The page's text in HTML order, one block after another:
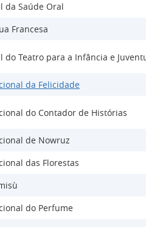
da Saúde Oral
Francesa
do Teatro para a Infância e
da Felicidade
do Contador de Histórias
de Nowruz
das Florestas
do Perfume